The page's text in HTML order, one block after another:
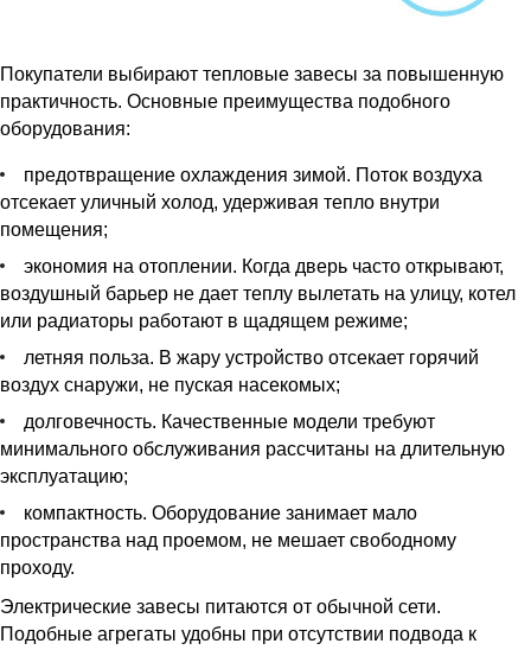
Покупатели выбирают тепловые завесы за повышенную
практичность. Основные преимущества подобного
оборудования:
предотвращение охлаждения зимой. Поток воздуха
отсекает уличный холод, удерживая тепло внутри
помещения;
экономия на отоплении. Когда дверь часто открывают,
воздушный барьер не дает теплу вылетать на улицу, котел
или радиаторы работают в щадящем режиме;
летняя польза. В жару устройство отсекает горячий
воздух снаружи, не пуская насекомых;
долговечность. Качественные модели требуют
минимального обслуживания рассчитаны на длительную
эксплуатацию;
компактность. Оборудование занимает мало
пространства над проемом, не мешает свободному
проходу.
Электрические завесы питаются от обычной сети.
Подобные агрегаты удобны при отсутствии подвода к